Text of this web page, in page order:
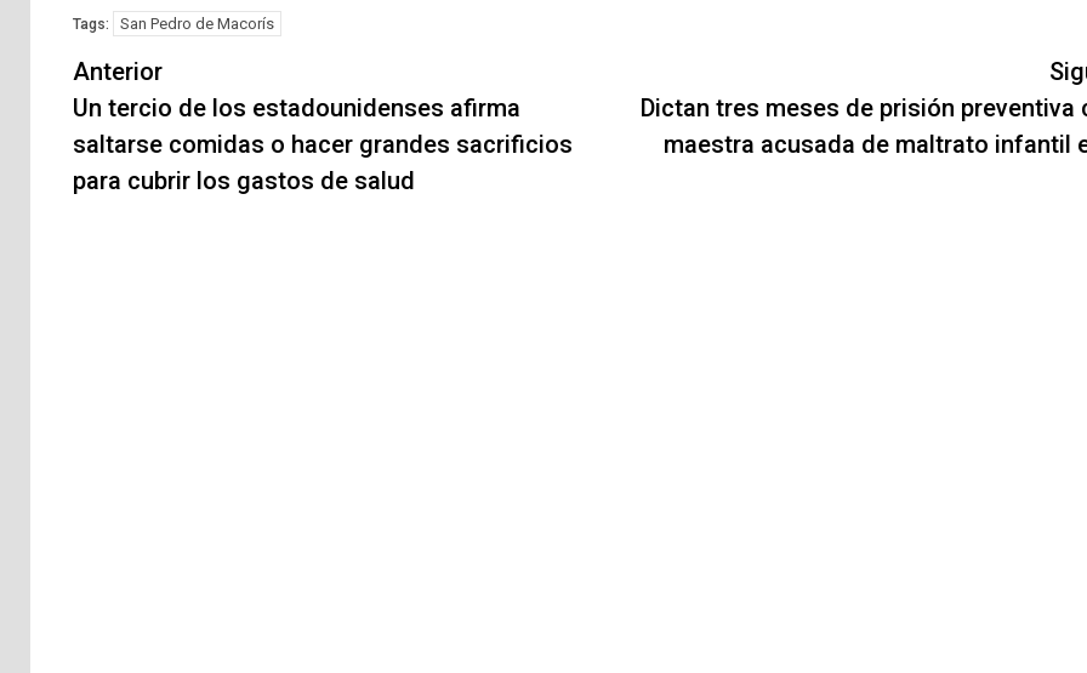
Tags: San Pedro de Macorís
Navegación
de
entradas
Anterior
Un tercio de los estadounidenses afirma
saltarse comidas o hacer grandes sacrificios
para cubrir los gastos de salud
Dictan tres meses de prisión preventiva
maestra acusada de maltrato infantil